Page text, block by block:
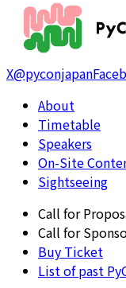
X@pyconjapan
About
Timetable
Speakers
On-Site
Sightseeing
Call for
Call for
Buy Ticket
List of past